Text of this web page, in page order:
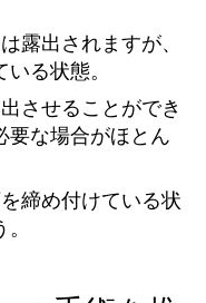
露出されますが、
る状態。
させることができ
要な場合がほとん
締め付けている状